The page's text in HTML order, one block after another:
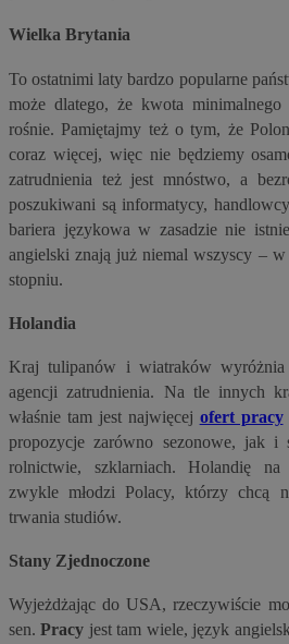
Wielka Brytania
To ostatnimi laty bardzo popularne
może dlatego, że kwota
rośnie. Pamiętajmy też o tym, że
coraz więcej, więc nie będziemy
zatrudnienia też jest mnóstwo, a
poszukiwani są informatycy,
bariera językowa w zasadzie nie
angielski znają już niemal wszyscy –
stopniu.
Holandia
Kraj tulipanów i wiatraków wyróżnia
agencji zatrudnienia. Na tle innych
właśnie tam jest najwięcej ofert pracy
propozycje zarówno sezonowe, jak i
rolnictwie, szklarniach. Holandię na
zwykle młodzi Polacy, którzy chcą
trwania studiów.
Stany Zjednoczone
Wyjeżdżając do USA, rzeczywiście
sen.Pracy jest tam wiele, język